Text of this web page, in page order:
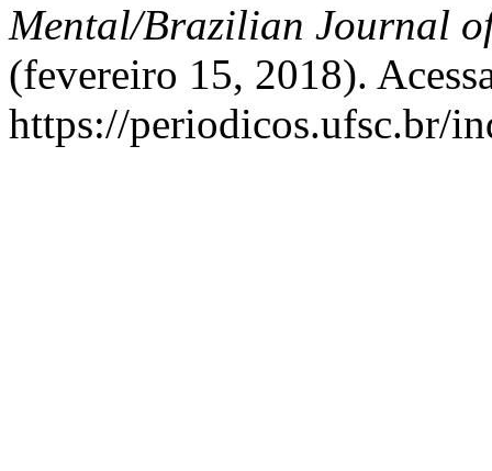
Mental/Brazilian Journal
(fevereiro 15, 2018).
https://periodicos.ufsc.br/